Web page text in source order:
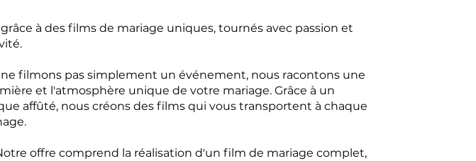
à des films de mariage uniques, tournés avec passion et
filmons pas simplement un événement, nous racontons une
et l'atmosphère unique de votre mariage. Grâce à un
affûté, nous créons des films qui vous transportent à chaque
offre comprend la réalisation d'un film de mariage complet,